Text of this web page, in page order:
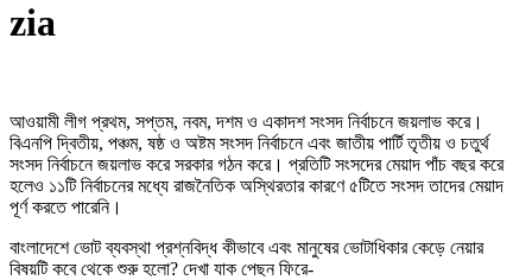
zia
আওয়ামী লীগ প্রথম, সপ্তম, নবম, দশম ও একাদশ সংসদ নির্বাচনে জয়লাভ করে।
বিএনপি দ্বিতীয়, পঞ্চম, ষষ্ঠ ও অষ্টম সংসদ নির্বাচনে এবং জাতীয় পার্টি তৃতীয় ও চতুর্থ
সংসদ নির্বাচনে জয়লাভ করে সরকার গঠন করে। প্রতিটি সংসদের মেয়াদ পাঁচ বছর করে
হলেও ১১টি নির্বাচনের মধ্যে রাজনৈতিক অস্থিরতার কারণে ৫টিতে সংসদ তাদের মেয়াদ
পূর্ণ করতে পারেনি।
বাংলাদেশে ভোট ব্যবস্থা প্রশ্নবিদ্ধ কীভাবে এবং মানুষের ভোটাধিকার কেড়ে নেয়ার
বিষয়টি কবে থেকে শুরু হলো? দেখা যাক পেছন ফিরে-